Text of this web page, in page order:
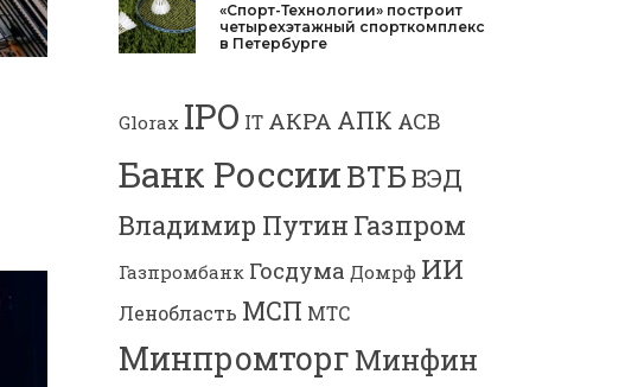
«Спорт-Технологии» построит
четырехэтажный спорткомплекс
в Петербурге
Glorax IPO IT АКРА АПК АСВ
Банк РоссииВТБВЭД
Владимир Путин Газпром
Газпромбанк Госдума Домрф ИИ
Ленобласть МСП МТС
МинпромторгМинфин